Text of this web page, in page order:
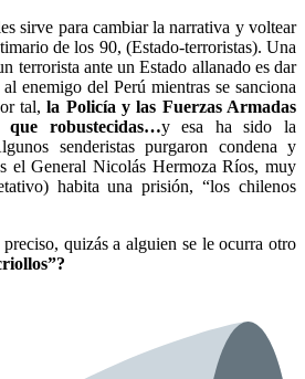
sirve para cambiar la narrativa y voltear
de los 90, (Estado-terroristas). Una
terrorista ante un Estado allanado es dar
enemigo del Perú mientras se sanciona
tal,la Policía y las Fuerzas Armadas
que robustecidas…y esa ha sido la
senderistas purgaron condena y
el General Nicolás Hermoza Ríos, muy
habita una prisión, “los chilenos
quizás a alguien se le ocurra otro